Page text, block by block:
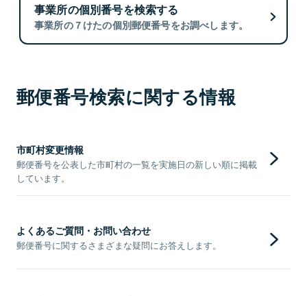
事業所の個別番号を検索する
事業所の７けたの個別郵便番号をお調べします。
郵便番号検索に関する情報
市町村変更情報
郵便番号を公表した市町村の一覧を実施日の新しい順に掲載
しています。
よくあるご質問・お問い合わせ
郵便番号に関するさまざまな疑問にお答えします。